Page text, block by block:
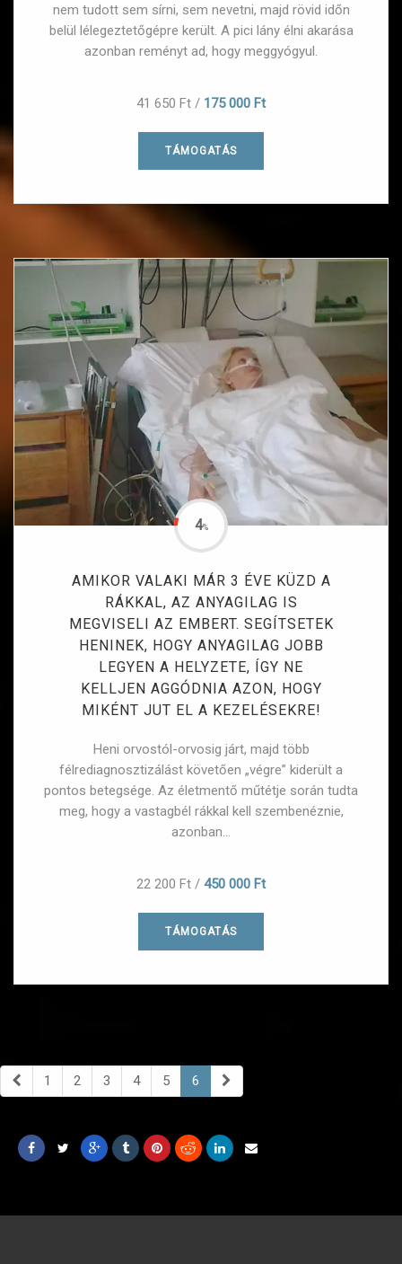
nem tudott sem sírni, sem nevetni, majd rövid időn
belül lélegeztetőgépre került. A pici lány élni akarása
azonban reményt ad, hogy meggyógyul.
41 650 Ft / 175 000 Ft
TÁMOGATÁS
AMIKOR VALAKI MÁR 3 ÉVE KÜZD A
RÁKKAL, AZ ANYAGILAG IS
MEGVISELI AZ EMBERT. SEGÍTSETEK
HENINEK, HOGY ANYAGILAG JOBB
LEGYEN A HELYZETE, ÍGY NE
KELLJEN AGGÓDNIA AZON, HOGY
MIKÉNT JUT EL A KEZELÉSEKRE!
Heni orvostól-orvosig járt, majd több
félrediagnosztizálást követően „végre” kiderült a
pontos betegsége. Az életmentő műtétje során tudta
meg, hogy a vastagbél rákkal kell szembenéznie,
azonban...
4%
22 200 Ft / 450 000 Ft
TÁMOGATÁS
1 2 3 4 5 6